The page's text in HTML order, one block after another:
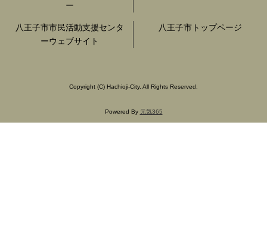
ー
八王子市市民活動支援センタ
ーウェブサイト
八王子市トップページ
Copyright (C) Hachioji-City. All Rights Reserved.
Powered By 元気365